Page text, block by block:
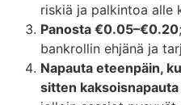
riskiä ja palkintoa alle
Panosta €0.05–€0.20
bankrollin ehjänä ja
Napauta eteenpäin,
sitten